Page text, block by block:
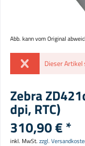
Abb. kann vom Original
Dieser
Zebra
dpi, RTC)
310,90 € *
inkl. MwSt. zzgl.